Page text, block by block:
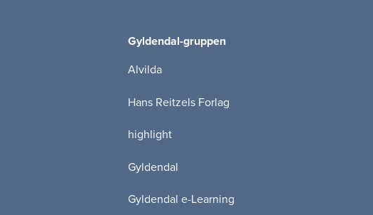
Gyldendal-gruppen
Alvilda
Hans Reitzels Forlag
highlight
Gyldendal
Gyldendal e-Learning